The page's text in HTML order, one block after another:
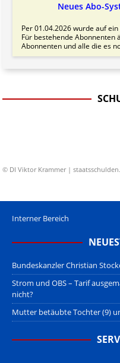
Neues Abo-
Per 01.04.2026 wurde auf
Für bestehende Abonnenten
Abonnenten und alle die es
© DI Viktor Krammer |
Interner Bereich
Bundeskanzler Christian
Strom und OBS – Tarif
nicht?
Mutter betäubte Tochter (9)